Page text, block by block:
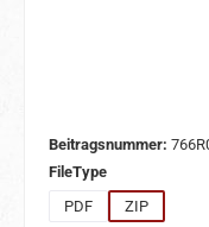
Beitragsnummer:
FileTypeauswählen
PDF
ZIP